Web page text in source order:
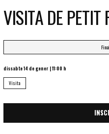
VISITA DE PETIT
dissabte 14 de gener |11:00 h
Visita